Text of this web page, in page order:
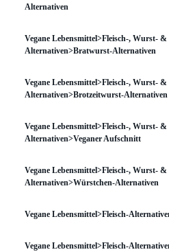
Alternativen
Vegane Lebensmittel>Fleisch-, Wurst-
Alternativen>Bratwurst-Alternativen
Vegane Lebensmittel>Fleisch-, Wurst-
Alternativen>Brotzeitwurst-Alternativen
Vegane Lebensmittel>Fleisch-, Wurst-
Alternativen>Veganer Aufschnitt
Vegane Lebensmittel>Fleisch-, Wurst-
Alternativen>Würstchen-Alternativen
Vegane Lebensmittel>Fleisch-
Vegane Lebensmittel>Fleisch-